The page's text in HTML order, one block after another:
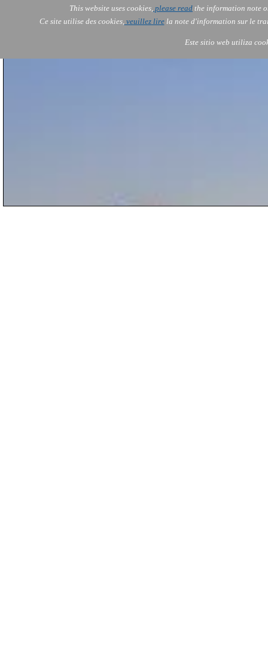
This website uses cookies, please read the information note
Ce site utilise des cookies,veuillez lirela note d'information sur le
Este sitio web utiliza
AOLONE Services
AOLONE ® PACK EXPORT